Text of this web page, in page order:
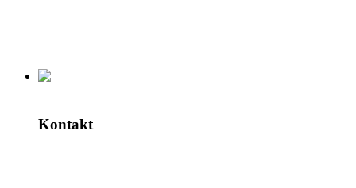
Kontakt